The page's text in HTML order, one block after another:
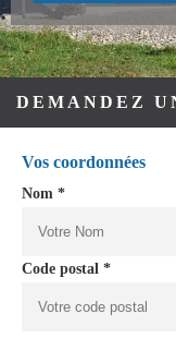
DEMANDEZ
Vos coordonnées
Nom *
Code postal *